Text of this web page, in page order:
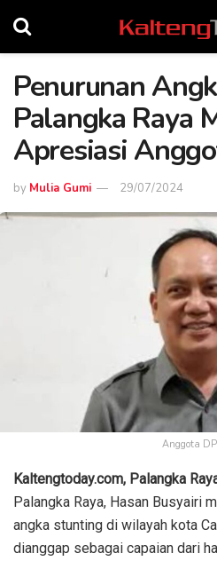
Penurunan
Palangka Raya
Apresiasi
by Mulia Gumi 29/07/2024
Anggota
Kaltengtoday.com, Palangka
Palangka Raya, Hasan Busyairi
angka stunting di wilayah kota
dianggap sebagai capaian dari